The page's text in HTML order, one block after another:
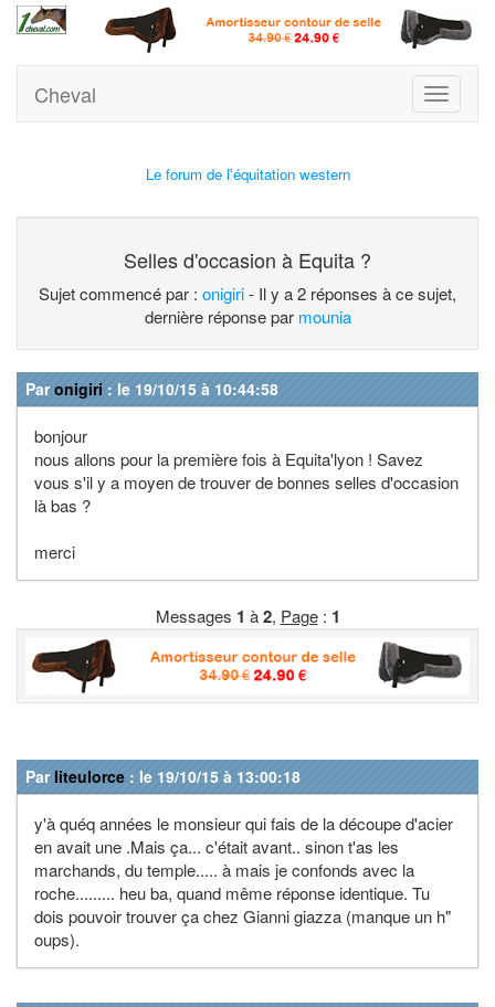
Toggle
Cheval
Le forum de l'équitation western
Selles d'occasion à Equita ?
Sujet commencé par : onigiri- Il y a 2 réponses à ce sujet,
dernière réponse par mounia
Paronigiri : le 19/10/15 à 10:44:58
bonjour
nous allons pour la première fois à Equita'lyon ! Savez
vous s'il y a moyen de trouver de bonnes selles d'occasion
là bas ?
merci
Messages 1 à2, Page: 1
Par liteulorce : le 19/10/15 à 13:00:18
y'à quéq années le monsieur qui fais de la découpe d'acier
en avait une .Mais ça... c'était avant.. sinon t'as les
marchands, du temple..... à mais je confonds avec la
roche......... heu ba, quand même réponse identique. Tu
dois pouvoir trouver ça chez Gianni giazza (manque un h"
oups).